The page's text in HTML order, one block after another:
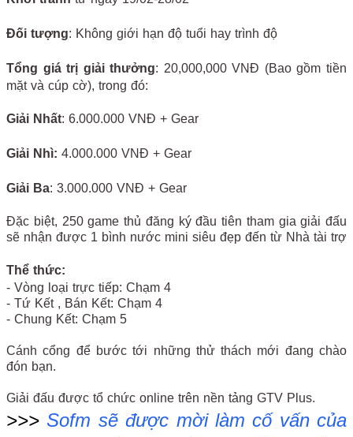
Đối tượng: Không giới hạn độ tuổi hay trình độ
Tổng giá trị giải thưởng: 20,000,000 VNĐ (Bao gồm tiền
mặt và cúp cờ), trong đó:
Giải Nhất: 6.000.000 VNĐ + Gear
Giải Nhì: 4.000.000 VNĐ + Gear
Giải Ba: 3.000.000 VNĐ + Gear
Đặc biệt, 250 game thủ đăng ký đầu tiên tham gia giải đấu
sẽ nhận được 1 bình nước mini siêu đẹp đến từ Nhà tài trợ
Thể thức:
- Vòng loại trực tiếp: Chạm 4
- Tứ Kết , Bán Kết: Chạm 4
- Chung Kết: Chạm 5
Cánh cổng để bước tới những thử thách mới đang chào
đón bạn.
Giải đấu được tổ chức online trên nền tảng GTV Plus.
>>>Sofm sẽ được mời làm cố vấn của